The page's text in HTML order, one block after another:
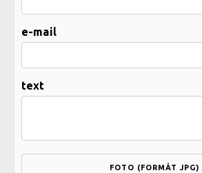
e-mail
text
FOTO (FORMÁT JPG)